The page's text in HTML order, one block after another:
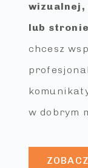
wizualnej,
lub
chcesz
w dobrym